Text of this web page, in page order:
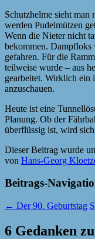
Schutzhelme sieht man
werden Pudelmützen
Wenn die Nieter nicht
bekommen. Dampfloks
gefahren. Für die
teilweise wurde – aus
gearbeitet. Wirklich ein
anzuschauen.
Heute ist eine
Planung. Ob der
überflüssig ist, wird
Dieser Beitrag wurde
von Hans-Georg
Beitrags-
← Der 90. Geburtstag
6 Gedanken